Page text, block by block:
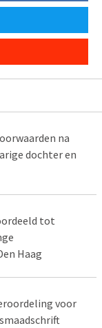
na
dochter en
tot
Haag
voor